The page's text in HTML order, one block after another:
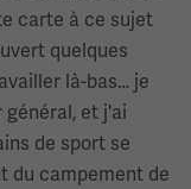
carte à ce sujet
quelques
là-bas… je
et j'ai
de sport se
du campement de